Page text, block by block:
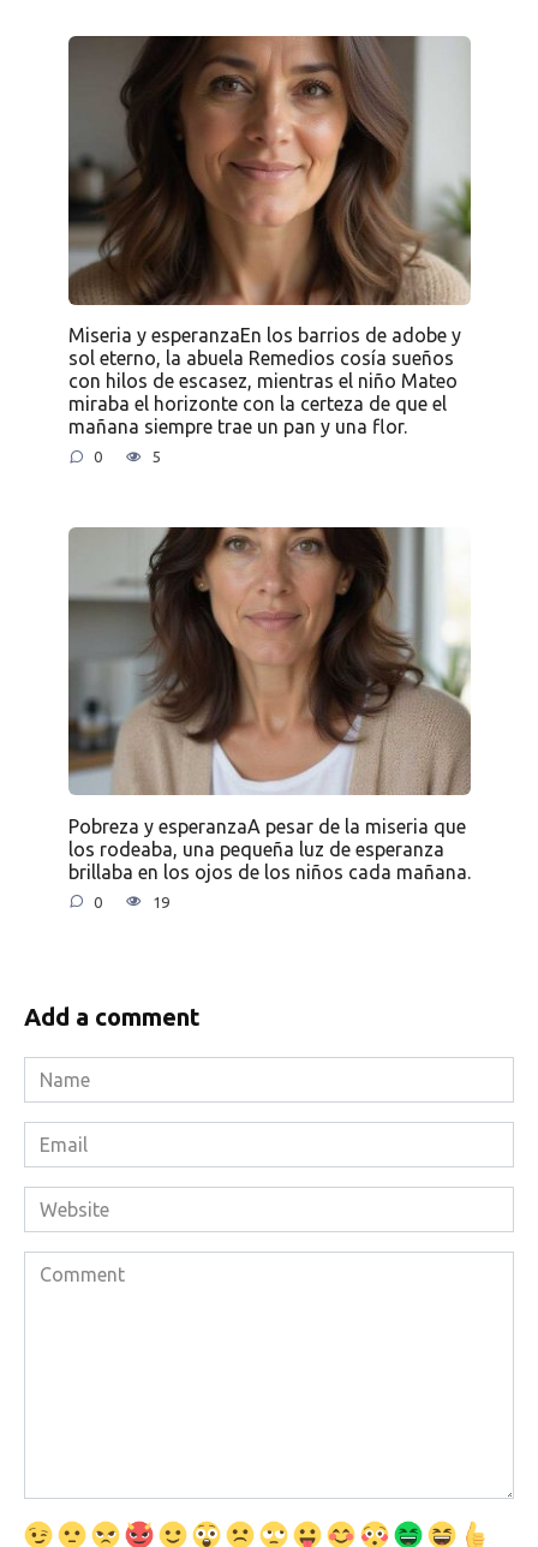
Miseria y esperanzaEn los barrios de adobe y
sol eterno, la abuela Remedios cosía sueños
con hilos de escasez, mientras el niño Mateo
miraba el horizonte con la certeza de que el
mañana siempre trae un pan y una flor.
0 5
Pobreza y esperanzaA pesar de la miseria que
los rodeaba, una pequeña luz de esperanza
brillaba en los ojos de los niños cada mañana.
0 19
Add a comment
Name
*
Email
*
Website
Comment